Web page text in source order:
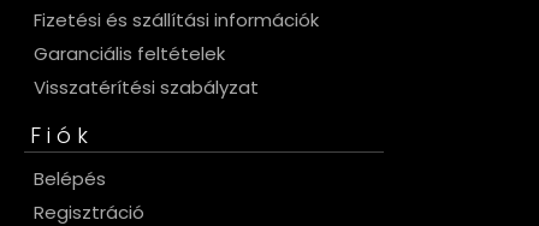
Fizetési és szállítási információk
Garanciális feltételek
Visszatérítési szabályzat
Fiók
Belépés
Regisztráció